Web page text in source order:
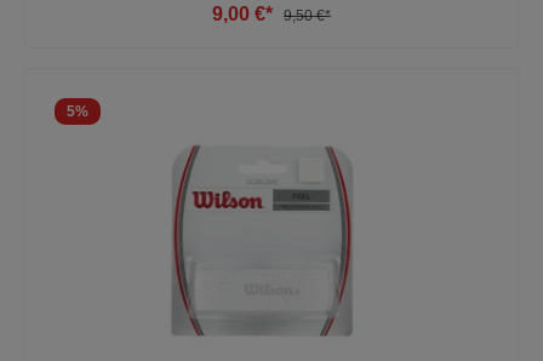
9,00 €* 9,50 €*
5%